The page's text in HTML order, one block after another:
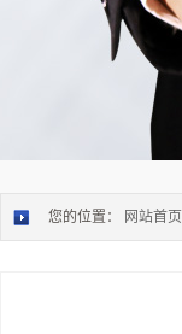
您的位置： 网站首页